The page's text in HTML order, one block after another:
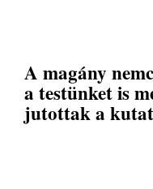
A magány
a testünket is
jutottak a